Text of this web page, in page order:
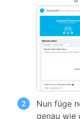
Nun füge
genau wie